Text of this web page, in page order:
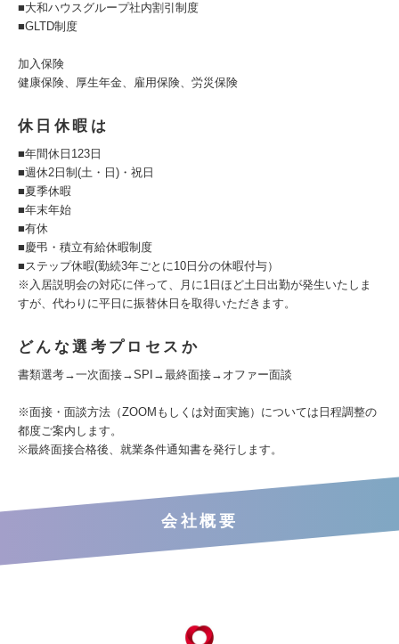
■大和ハウスグループ社内割引制度
■GLTD制度
加入保険
健康保険、厚生年金、雇用保険、労災保険
休日休暇は
■年間休日123日
■週休2日制(土・日)・祝日
■夏季休暇
■年末年始
■有休
■慶弔・積立有給休暇制度
■ステップ休暇(勤続3年ごとに10日分の休暇付与）
※入居説明会の対応に伴って、月に1日ほど土日出勤が発生いたしま
すが、代わりに平日に振替休日を取得いただきます。
どんな選考プロセスか
書類選考→一次面接→SPI→最終面接→オファー面談
※面接・面談方法（ZOOMもしくは対面実施）については日程調整の
都度ご案内します。
※最終面接合格後、就業条件通知書を発行します。
会社概要